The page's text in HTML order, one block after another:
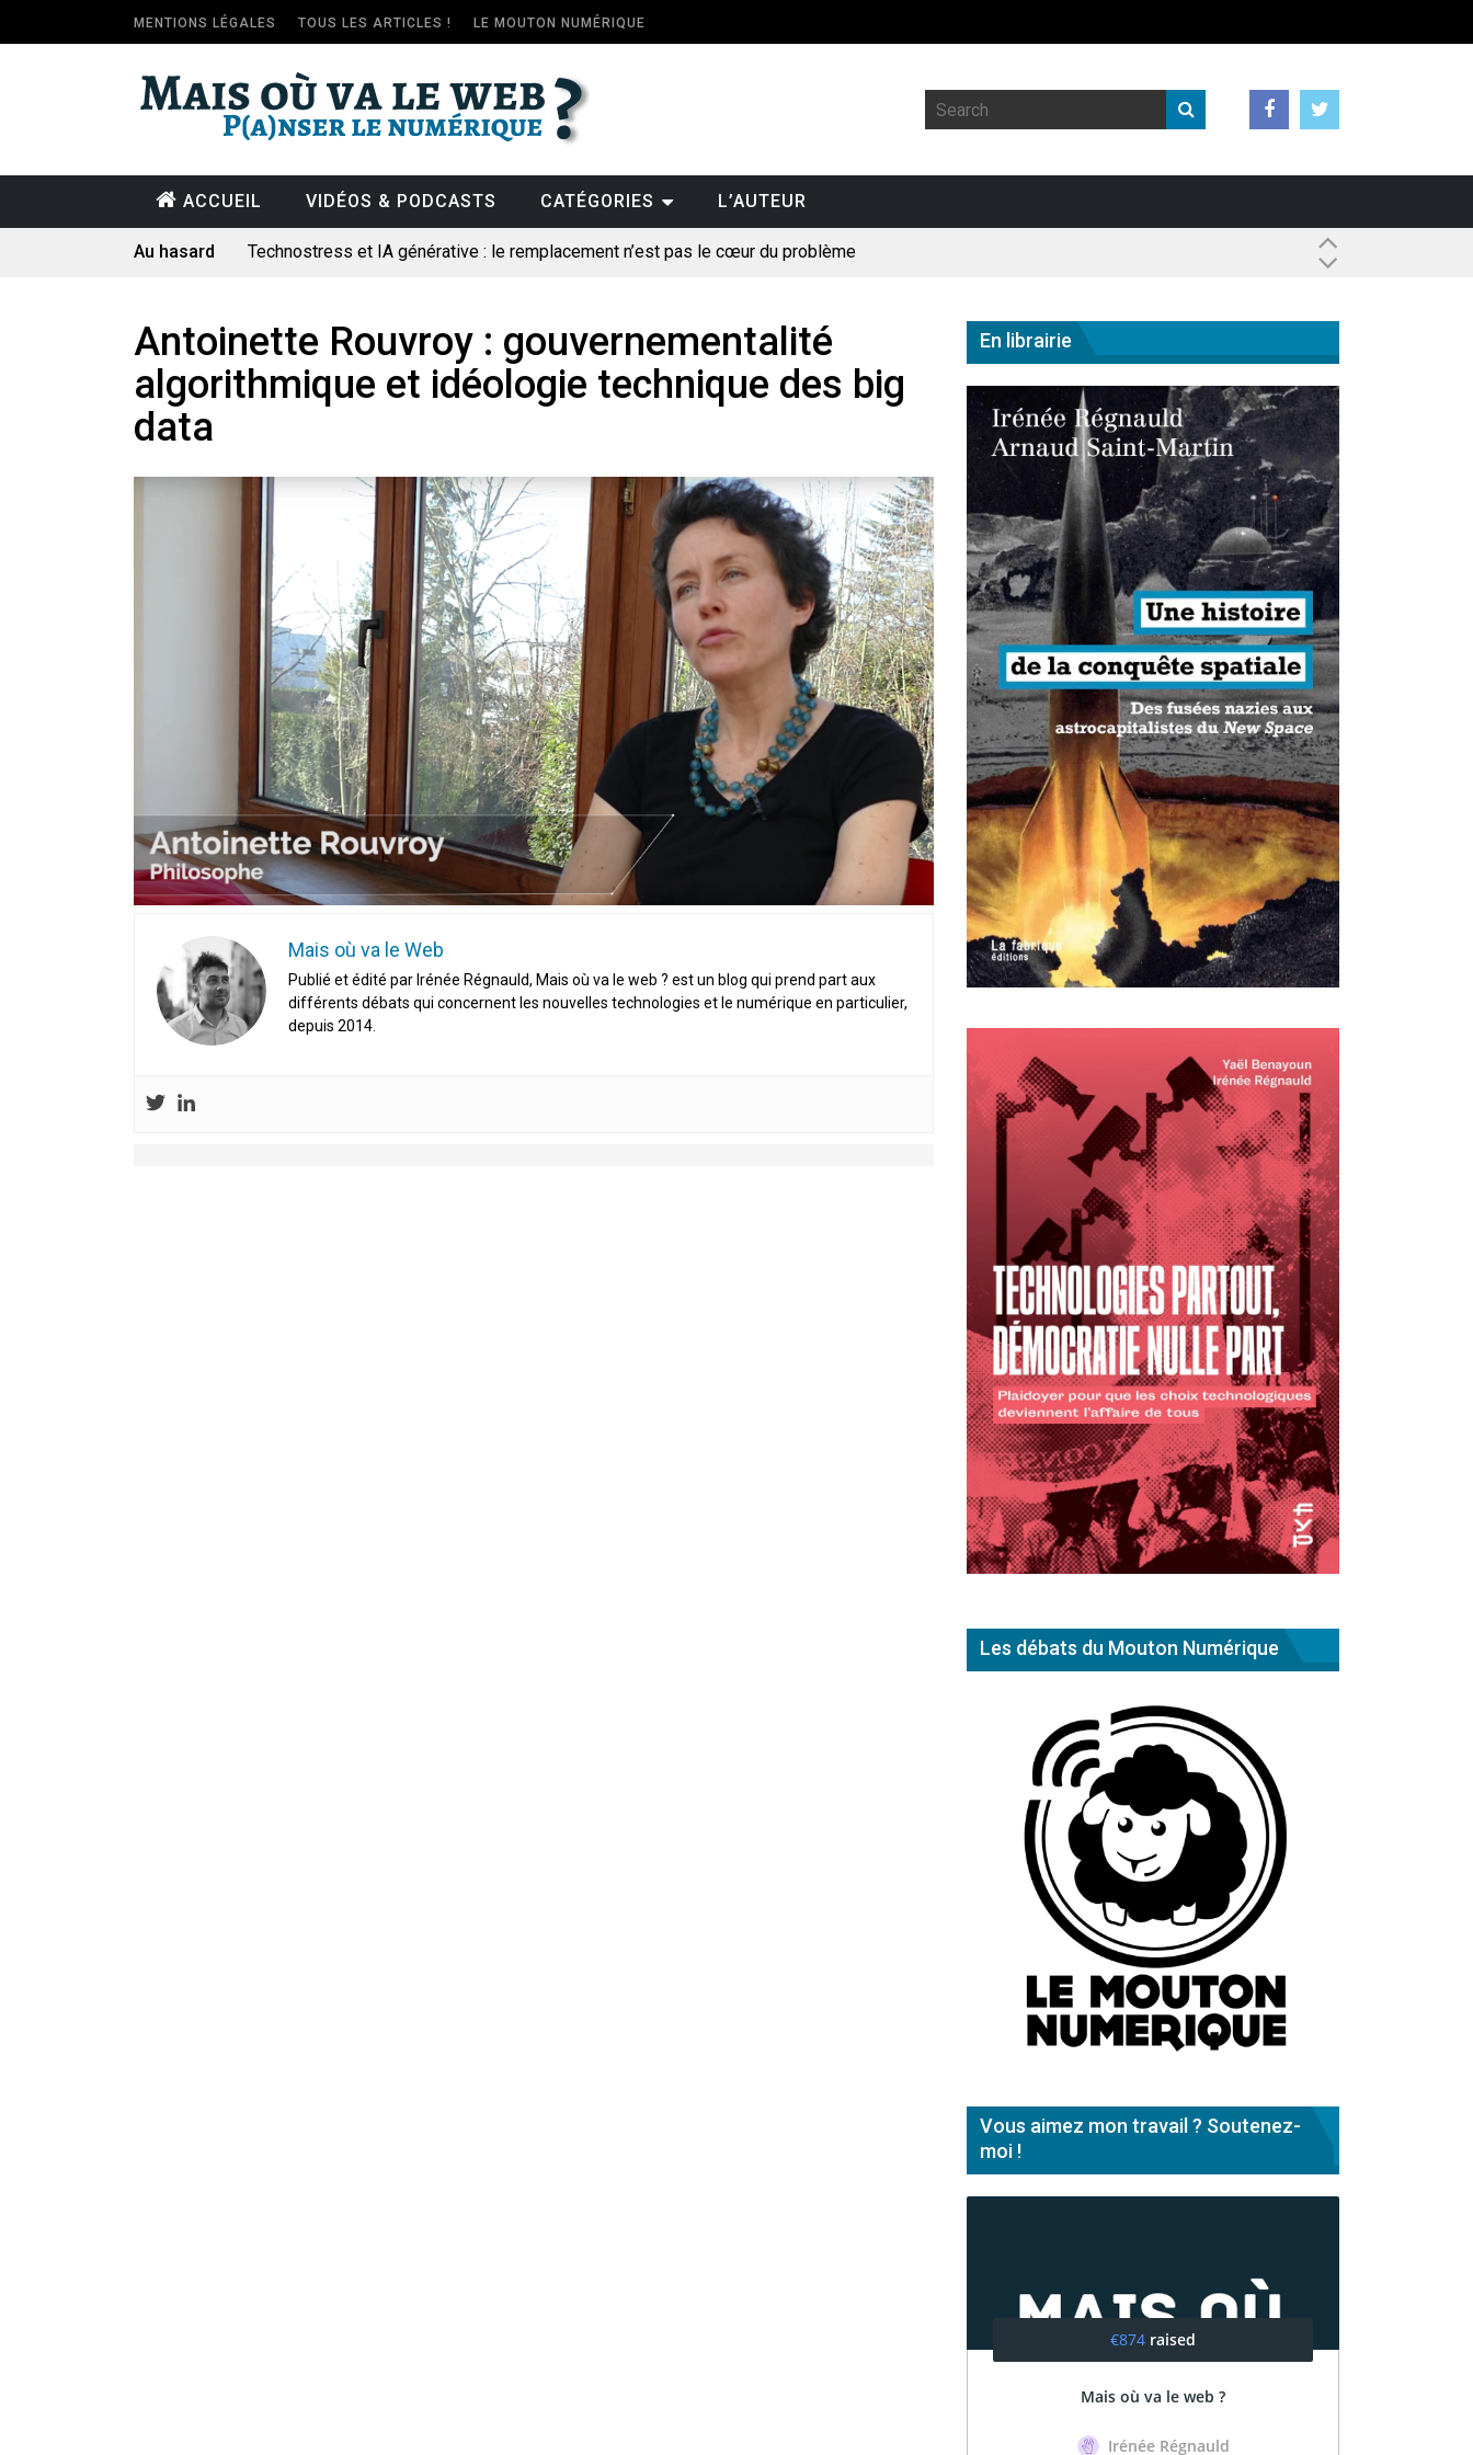
MENTIONS LÉGALES TOUS LES ARTICLES ! LE MOUTON NUMÉRIQUE
ACCUEIL VIDÉOS & PODCASTS CATÉGORIES L’AUTEUR
Au hasard
Technostress et IA générative : le remplacement n’est pas le cœur du problème
Le consultant : une lecture sociologique
Artemis II : objectif nul
Quand Mistral veut moraliser le pillage
Les syndicats, (tout) contre l’IA
En Seine-et-Marne, le projet de Campus IA doit sortir des champs : « On impose et copie le gigantisme états-
unien »
Addendum sur les machines à laver, et l’intelligence artificielle
La vaste blague du macronisme crypto-spatial
Antoinette Rouvroy : gouvernementalité
algorithmique et idéologie technique des big
data
Mais où va le Web
Publié et édité par Irénée Régnauld, Mais où va le web ? est un blog qui prend part aux
différents débats qui concernent les nouvelles technologies et le numérique en particulier,
depuis 2014.
En librairie
Les débats du Mouton Numérique
Vous aimez mon travail ? Soutenez-
moi !